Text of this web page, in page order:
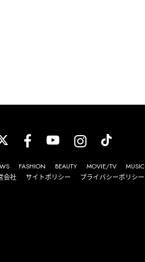
FASHION BEAUTY MOVIE/TV MUSIC
会社
サイトポリシー プライバシーポリシー